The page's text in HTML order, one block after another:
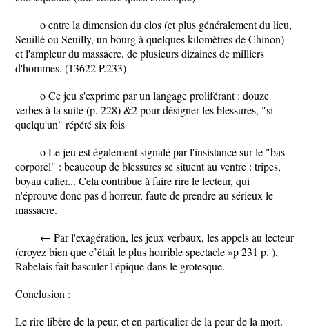
o entre la dimension du clos (et plus généralement du lieu,
Seuillé ou Seuilly, un bourg à quelques kilomètres de Chinon)
et l'ampleur du massacre, de plusieurs dizaines de milliers
d'hommes. (13622 P.233)
o Ce jeu s'exprime par un langage proliférant : douze
verbes à la suite (p. 228) &2 pour désigner les blessures, "si
quelqu'un" répété six fois
o Le jeu est également signalé par l'insistance sur le "bas
corporel" : beaucoup de blessures se situent au ventre : tripes,
boyau culier... Cela contribue à faire rire le lecteur, qui
n'éprouve donc pas d'horreur, faute de prendre au sérieux le
massacre.
← Par l'exagération, les jeux verbaux, les appels au lecteur
(croyez bien que c’était le plus horrible spectacle »p 231 p. ),
Rabelais fait basculer l'épique dans le grotesque.
Conclusion :
Le rire libère de la peur, et en particulier de la peur de la mort.